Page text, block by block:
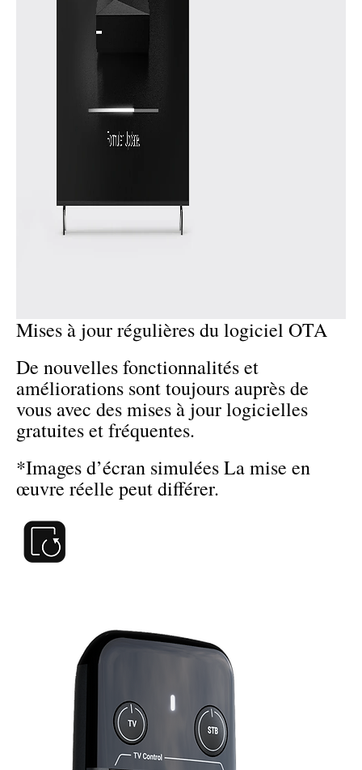
Mises à jour régulières du logiciel OTA
De nouvelles fonctionnalités et
améliorations sont toujours auprès de
vous avec des mises à jour logicielles
gratuites et fréquentes.
*Images d’écran simulées La mise en
œuvre réelle peut différer.